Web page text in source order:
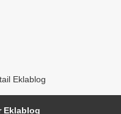
Eklablog
Eklablog